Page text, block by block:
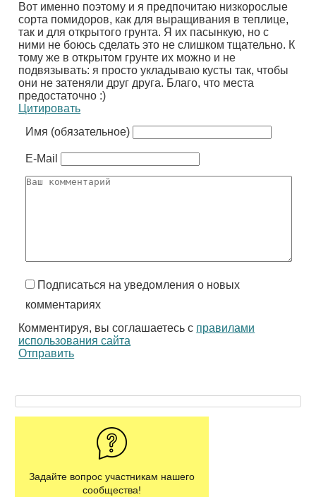
Вот именно поэтому и я предпочитаю низкорослые
сорта помидоров, как для выращивания в теплице,
так и для открытого грунта. Я их пасынкую, но с
ними не боюсь сделать это не слишком тщательно. К
тому же в открытом грунте их можно и не
подвязывать: я просто укладываю кусты так, чтобы
они не затеняли друг друга. Благо, что места
предостаточно :)
Цитировать
Имя (обязательное)
E-Mail
Подписаться на уведомления о новых
комментариях
Комментируя, вы соглашаетесь с правилами
использования сайта
Отправить
Задайте вопрос участникам нашего
сообщества!